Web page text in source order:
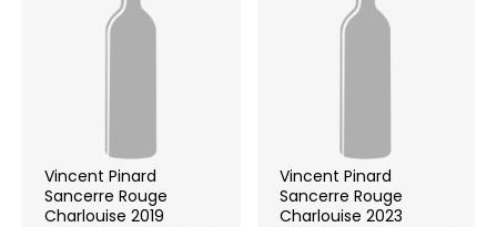
Vincent Pinard
Sancerre Rouge
Charlouise 2019
Vincent Pinard
Sancerre Rouge
Charlouise 2023